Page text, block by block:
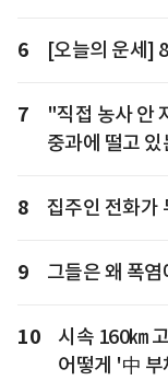
6 [오늘의 운세]
7
"직접 농사 안
중과에 떨고
8 집주인 전화가
9 그들은 왜 폭
10
시속 160㎞
어떻게 '中